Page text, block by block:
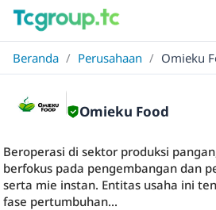
Beranda / Perusahaan / Omieku
Omieku Food
Beroperasi di sektor produksi
berfokus pada pengembangan dan
serta mie instan. Entitas usaha ini
fase pertumbuhan...